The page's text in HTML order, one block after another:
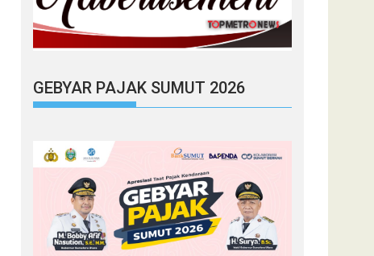
GEBYAR PAJAK SUMUT 2026